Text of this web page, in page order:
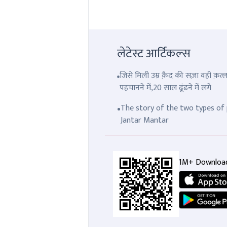
लेटेस्ट आर्टिकल्स
जिसे मिली उम्र क़ैद की सज़ा वही
पहचानने में,20 साल ढूंढने में लगे
The story of the two types of
Jantar Mantar
1M+